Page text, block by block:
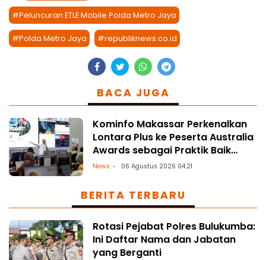
#Peluncuran ETLE Mobile Polda Metro Jaya
#Polda Metro Jaya #republiknews.co.id
BACA JUGA
Kominfo Makassar Perkenalkan
Lontara Plus ke Peserta Australia
Awards sebagai Praktik Baik
Transformasi Digital
News 06 Agustus 2026 04:21
BERITA TERBARU
Rotasi Pejabat Polres Bulukumba:
Ini Daftar Nama dan Jabatan
yang Berganti